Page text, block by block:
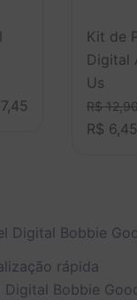
7,45
Kit de
Digital
Us
R$
R$ 6,45
rápida
Digital Bobbie
O
preço
original
era:
O
atual
é: